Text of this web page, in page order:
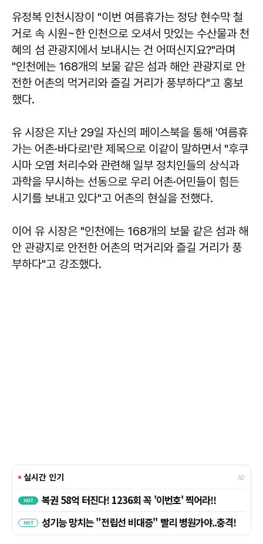
유정복 인천시장이 "이번 여름휴가는 정당 현수막 철
거로 속 시원~한 인천으로 오셔서 맛있는 수산물과 천
혜의 섬 관광지에서 보내시는 건 어떠신지요?"라며
"인천에는 168개의 보물 같은 섬과 해안 관광지로 안
전한 어촌의 먹거리와 즐길 거리가 풍부하다"고 홍보
했다.
유 시장은 지난 29일 자신의 페이스북을 통해 '여름휴
가는 어촌·바다로!'란 제목으로 이같이 말하면서 "후쿠
시마 오염 처리수와 관련해 일부 정치인들의 상식과
과학을 무시하는 선동으로 우리 어촌·어민들이 힘든
시기를 보내고 있다"고 어촌의 현실을 전했다.
이어 유 시장은 "인천에는 168개의 보물 같은 섬과 해
안 관광지로 안전한 어촌의 먹거리와 즐길 거리가 풍
부하다"고 강조했다.